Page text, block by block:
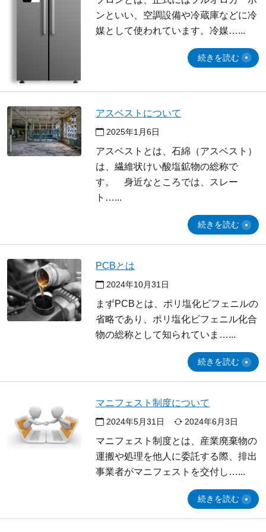
ンといい、空調設備や冷蔵庫などに冷
媒として使われています。冷媒…
続きを読む
アスベストについて
2025年1月6日
アスベストとは、石綿（アスベスト）
は、繊維状けい酸塩鉱物の総称で
す。 身近なところでは、スレー
ト…
続きを読む
PCBとは
2024年10月31日
まずPCBとは、ポリ塩化ビフェニルの
省略であり、ポリ塩化ビフェニル化合
物の総称として知られていま…
続きを読む
マニフェスト制度について
2024年5月31日 2024年6月3日
マニフェスト制度とは、産業廃棄物の
運搬や処理を他人に委託する際、排出
事業者がマニフェストを交付し…
続きを読む